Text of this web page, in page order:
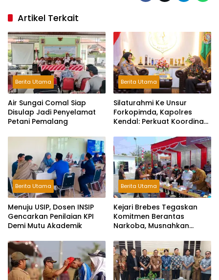
Artikel Terkait
Berita Utama
Air Sungai Comal Siap
Disulap Jadi Penyelamat
Petani Pemalang
Berita Utama
Silaturahmi Ke Unsur
Forkopimda, Kapolres
Kendal: Perkuat Koordinasi
Berita Utama
Menuju USIP, Dosen INSIP
Gencarkan Penilaian KPI
Demi Mutu Akademik
Berita Utama
Kejari Brebes Tegaskan
Komitmen Berantas
Narkoba, Musnahkan